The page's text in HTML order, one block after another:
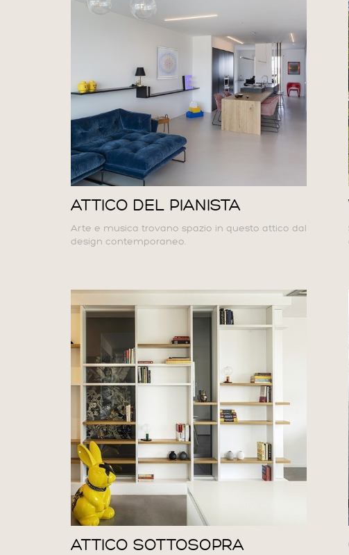
ATTICO DEL PIANISTA
Arte e musica trovano spazio in questo attico dal
design contemporaneo.
ATTICO SOTTOSOPRA